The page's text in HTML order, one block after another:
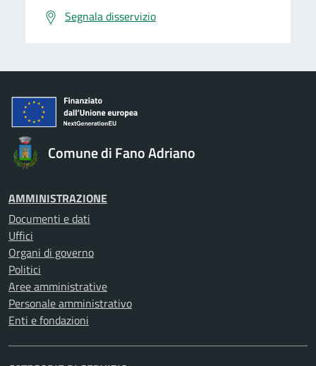
Segnala disservizio
Comune di Fano Adriano
AMMINISTRAZIONE
Documenti e dati
Uffici
Organi di governo
Politici
Aree amministrative
Personale amministrativo
Enti e fondazioni